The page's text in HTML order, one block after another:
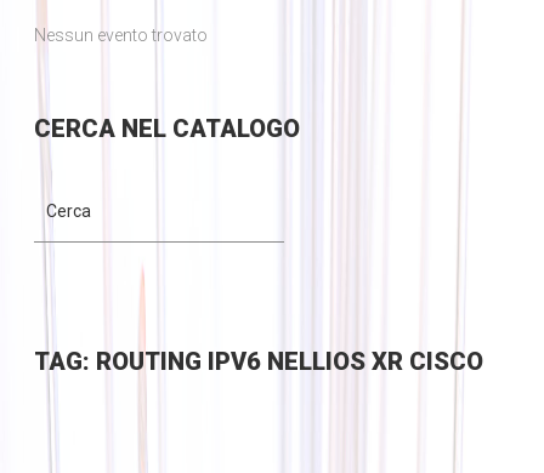
Nessun evento trovato
CERCANEL CATALOGO
TAG: ROUTING IPV6 NELLIOS XR CISCO